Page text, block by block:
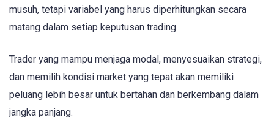
musuh, tetapi variabel yang harus diperhitungkan secara
matang dalam setiap keputusan trading.
Trader yang mampu menjaga modal, menyesuaikan strategi,
dan memilih kondisi market yang tepat akan memiliki
peluang lebih besar untuk bertahan dan berkembang dalam
jangka panjang.